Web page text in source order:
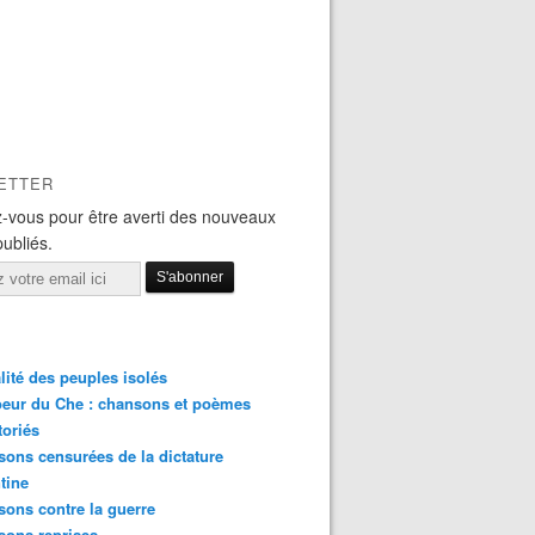
vous pour être averti des nouveaux
des peuples isolés
du Che : chansons et poèmes
censurées de la dictature
contre la guerre